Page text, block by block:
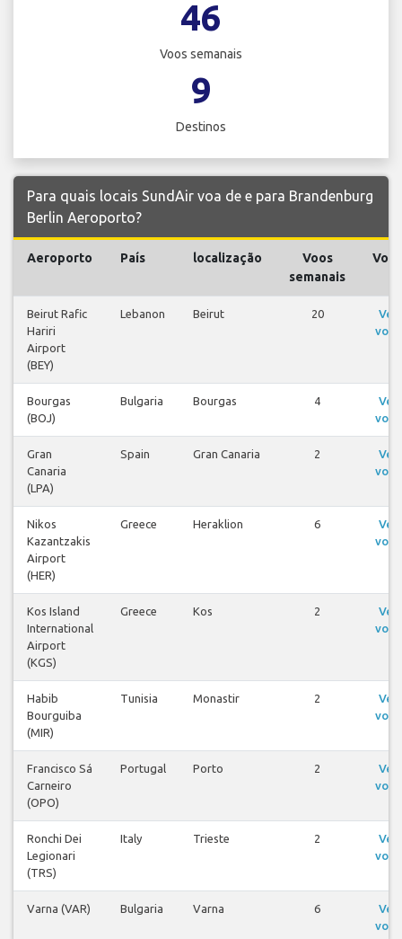
46
Voos semanais
9
Destinos
Para quais locais SundAir voa de e para Brandenburg
Berlin Aeroporto?
Aeroporto País localização
Voos
semanais
Voos
Beirut Rafic
Hariri
Airport
(BEY)
Lebanon Beirut 20
Ver
voos
Bourgas
(BOJ)
Bulgaria Bourgas 4
Ver
voos
Gran
Canaria
(LPA)
Spain Gran Canaria 2
Ver
voos
Nikos
Kazantzakis
Airport
(HER)
Greece Heraklion 6
Ver
voos
Kos Island
International
Airport
(KGS)
Greece Kos 2
Ver
voos
Habib
Bourguiba
(MIR)
Tunisia Monastir 2
Ver
voos
Francisco Sá
Carneiro
(OPO)
Portugal Porto 2
Ver
voos
Ronchi Dei
Legionari
(TRS)
Italy Trieste 2
Ver
voos
Varna (VAR) Bulgaria Varna 6
Ver
voos